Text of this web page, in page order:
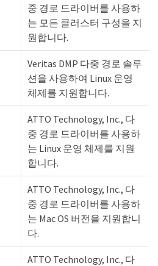
중 경로 드라이버를 사용하
는 모든 클러스터 구성을 지
원합니다.
Veritas DMP 다중 경로 솔루
션을 사용하여 Linux 운영
체제를 지원합니다.
ATTO Technology, Inc., 다
중 경로 드라이버를 사용하
는 Linux 운영 체제를 지원
합니다.
ATTO Technology, Inc., 다
중 경로 드라이버를 사용하
는 Mac OS 버전을 지원합니
다.
ATTO Technology, Inc., 다